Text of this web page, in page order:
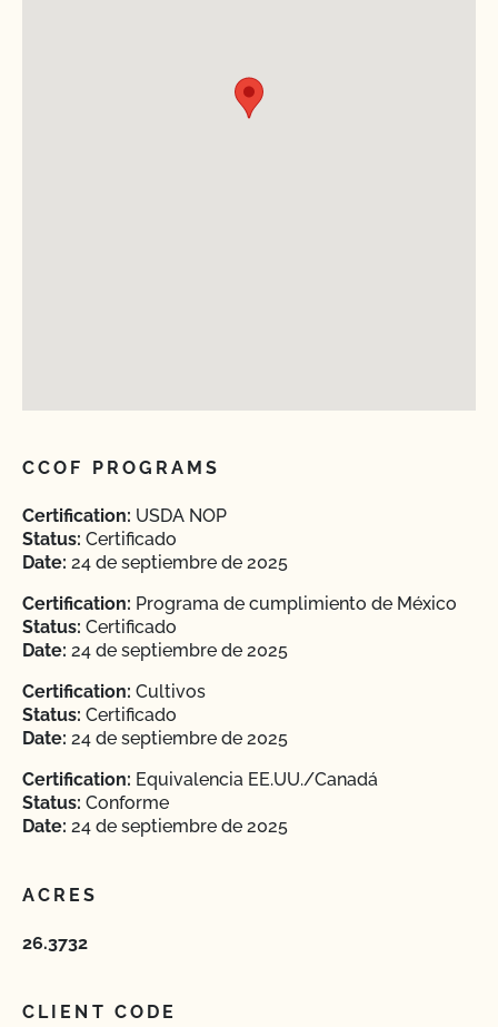
CCOF PROGRAMS
Certification: USDA NOP
Status: Certificado
Date: 24 de septiembre de 2025
Certification: Programa de cumplimiento de México
Status: Certificado
Date: 24 de septiembre de 2025
Certification: Cultivos
Status: Certificado
Date: 24 de septiembre de 2025
Certification: Equivalencia EE.UU./Canadá
Status: Conforme
Date: 24 de septiembre de 2025
ACRES
26.3732
CLIENT CODE